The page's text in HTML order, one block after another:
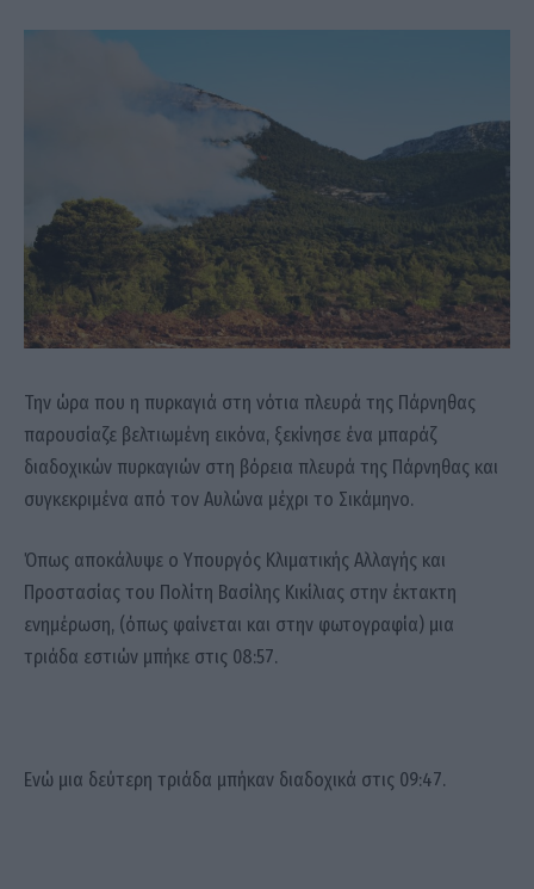
Την ώρα που η πυρκαγιά στη νότια πλευρά της Πάρνηθας
παρουσίαζε βελτιωμένη εικόνα, ξεκίνησε ένα μπαράζ
διαδοχικών πυρκαγιών στη βόρεια πλευρά της Πάρνηθας και
συγκεκριμένα από τον Αυλώνα μέχρι το Σικάμηνο.
Όπως αποκάλυψε ο Υπουργός Κλιματικής Αλλαγής και
Προστασίας του Πολίτη Βασίλης Κικίλιας στην έκτακτη
ενημέρωση, (όπως φαίνεται και στην φωτογραφία) μια
τριάδα εστιών μπήκε στις 08:57.
Ενώ μια δεύτερη τριάδα μπήκαν διαδοχικά στις 09:47.